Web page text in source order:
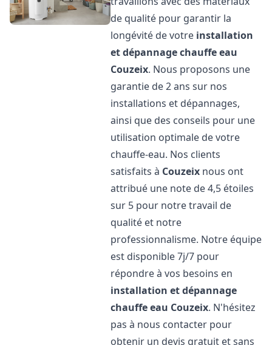
de qualité pour garantir la
longévité de votre installation
et dépannage chauffe eau
Couzeix. Nous proposons une
garantie de 2 ans sur nos
installations et dépannages,
ainsi que des conseils pour une
utilisation optimale de votre
chauffe-eau. Nos clients
satisfaits à Couzeix nous ont
attribué une note de 4,5 étoiles
sur 5 pour notre travail de
qualité et notre
professionnalisme. Notre équipe
est disponible 7j/7 pour
répondre à vos besoins en
installation et dépannage
chauffe eau Couzeix. N'hésitez
pas à nous contacter pour
obtenir un devis gratuit et sans